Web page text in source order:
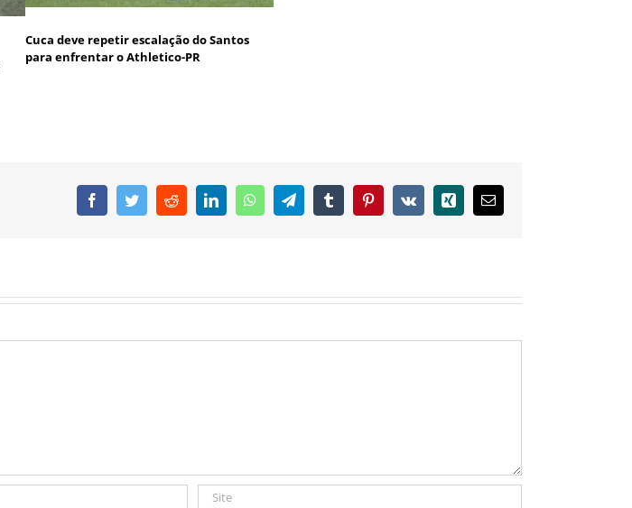
Cuca deve repetir escalação do Santos
para enfrentar o Athletico-PR
FacebookTwitterRedditLinkedInWhatsAppTelegramTumblr PinterestVk Xing
E-
mail